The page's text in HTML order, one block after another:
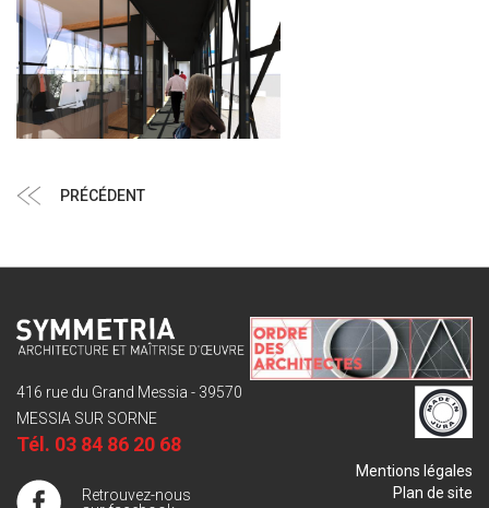
de
Article
PRÉCÉDENT
416 rue du Grand Messia - 39570
MESSIA SUR SORNE
Tél. 03 84 86 20 68
Retrouvez-nous
Mentions légales
Plan de site